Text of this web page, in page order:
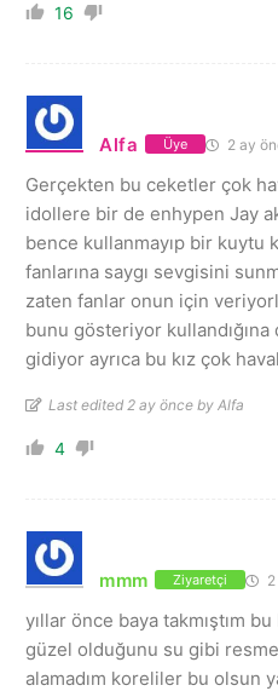
16
Alfa Üye 2 ay
Gerçekten bu ceketler çok
idollere bir de enhypen Jay
bence kullanmayıp bir kuytu
fanlarına saygı sevgisini
zaten fanlar onun için
bunu gösteriyor
gidiyor ayrıca bu kız çok
Last edited 2 ay önce by Alfa
4
mmm Ziyaretçi
yıllar önce baya takmıştım
güzel olduğunu su gibi
alamadım koreliler bu olsun